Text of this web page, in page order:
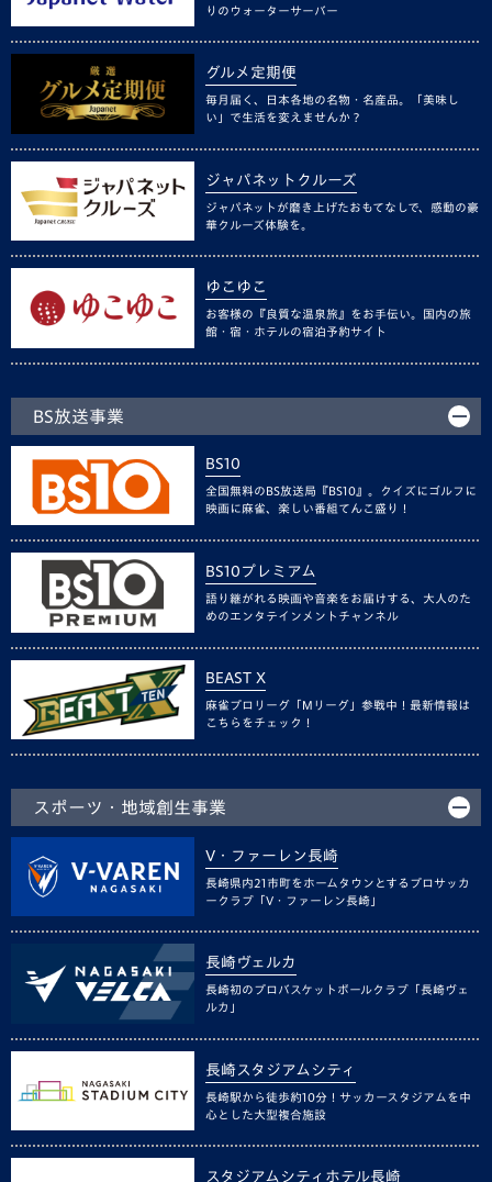
りのウォーターサーバー
グルメ定期便
毎月届く、日本各地の名物・名産品。「美味し
い」で生活を変えませんか？
ジャパネットクルーズ
ジャパネットが磨き上げたおもてなしで、感動の豪
華クルーズ体験を。
ゆこゆこ
お客様の『良質な温泉旅』をお手伝い。国内の旅
館・宿・ホテルの宿泊予約サイト
BS放送事業
BS10
全国無料のBS放送局『BS10』。クイズにゴルフに
映画に麻雀、楽しい番組てんこ盛り！
BS10プレミアム
語り継がれる映画や音楽をお届けする、大人のた
めのエンタテインメントチャンネル
BEAST X
麻雀プロリーグ「Mリーグ」参戦中！最新情報は
こちらをチェック！
スポーツ・地域創生事業
V・ファーレン長崎
長崎県内21市町をホームタウンとするプロサッカ
ークラブ「V・ファーレン長崎」
長崎ヴェルカ
長崎初のプロバスケットボールクラブ「長崎ヴェ
ルカ」
長崎スタジアムシティ
長崎駅から徒歩約10分！サッカースタジアムを中
心とした大型複合施設
スタジアムシティホテル長崎